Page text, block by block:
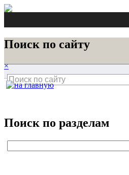
Поиск по сайту
×
Поиск по разделам